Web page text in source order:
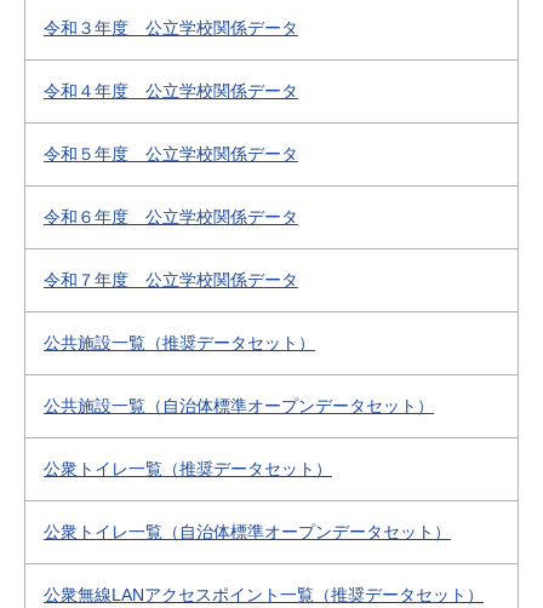
令和３年度 公立学校関係データ
令和４年度 公立学校関係データ
令和５年度 公立学校関係データ
令和６年度 公立学校関係データ
令和７年度 公立学校関係データ
公共施設一覧（推奨データセット）
公共施設一覧（自治体標準オープンデータセット）
公衆トイレ一覧（推奨データセット）
公衆トイレ一覧（自治体標準オープンデータセット）
公衆無線LANアクセスポイント一覧（推奨データセット）